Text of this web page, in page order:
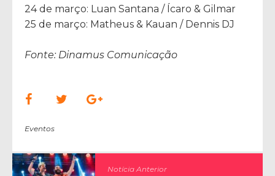
24 de março: Luan Santana / Ícaro & Gilmar
25 de março: Matheus & Kauan / Dennis DJ
Fonte: Dinamus Comunicação
Eventos
Notícia Anterior